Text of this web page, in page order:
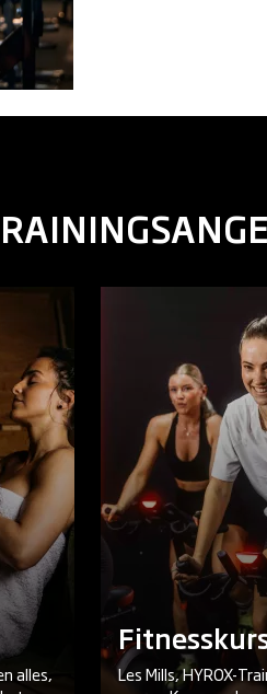
alles,
Les Mills, HYROX-